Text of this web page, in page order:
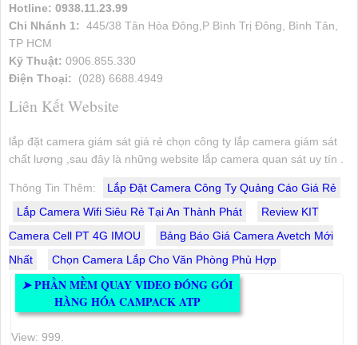
Hotline: 0938.11.23.99
Chi Nhánh 1: 445/38 Tân Hòa Đông,P Bình Trị Đông, Bình Tân,
TP HCM
Kỹ Thuật: 0906.855.330
Điện Thoại:
(028) 6688.4949
Liên Kết Website
lắp đặt camera giám sát giá rẻ chọn công ty lắp camera giám sát
chất lượng ,sau đây là những website lắp camera quan sát uy tín .
Thông Tin Thêm:
Lắp Đặt Camera Công Ty Quảng Cáo Giá Rẻ
Lắp Camera Wifi Siêu Rẻ Tại An Thành Phát
Review KIT
Camera Cell PT 4G IMOU
Bảng Báo Giá Camera Avetch Mới
Nhất
Chọn Camera Lắp Cho Văn Phòng Phù Hợp
➤PHẦN MỀM QUAY VIDEO ĐÓNG GÓI
HÀNG HÓA CAMPACK ATP
View: 999.